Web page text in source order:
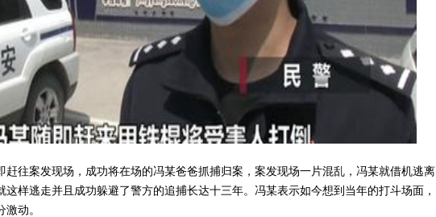
赶往案发现场，成功将在场的冯某爸爸抓捕归案，案发现场一片混乱，冯某就借机逃离
这样逃走并且成功躲避了警方的追捕长达十三年。冯某表示如今想到当年的打斗场面，
动。